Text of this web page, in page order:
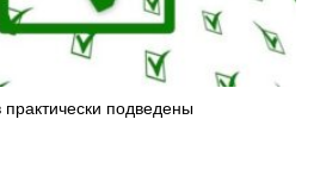
подведены